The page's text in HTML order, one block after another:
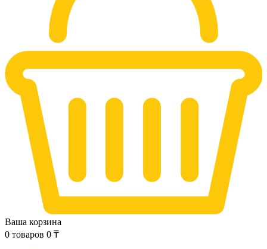
Ваша корзина
0 товаров 0 ₸